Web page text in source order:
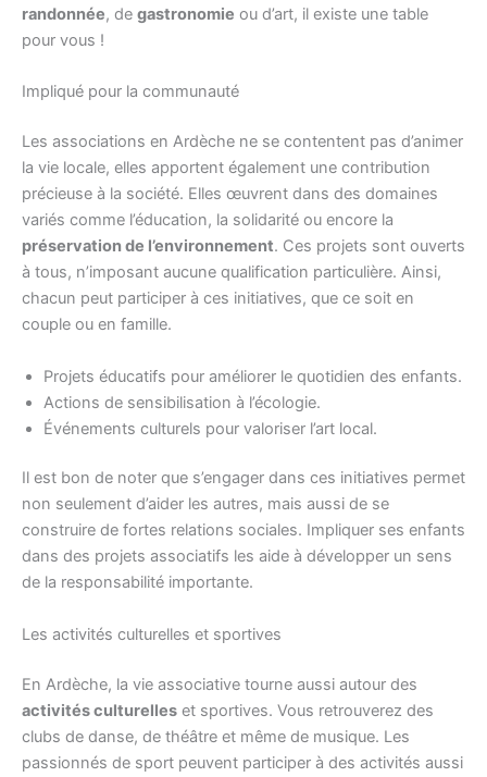
randonnée, de gastronomie ou d’art, il existe une table
pour vous !
Impliqué pour la communauté
Les associations en Ardèche ne se contentent pas d’animer
la vie locale, elles apportent également une contribution
précieuse à la société. Elles œuvrent dans des domaines
variés comme l’éducation, la solidarité ou encore la
préservation de l’environnement. Ces projets sont ouverts
à tous, n’imposant aucune qualification particulière. Ainsi,
chacun peut participer à ces initiatives, que ce soit en
couple ou en famille.
Projets éducatifs pour améliorer le quotidien des enfants.
Actions de sensibilisation à l’écologie.
Événements culturels pour valoriser l’art local.
Il est bon de noter que s’engager dans ces initiatives permet
non seulement d’aider les autres, mais aussi de se
construire de fortes relations sociales. Impliquer ses enfants
dans des projets associatifs les aide à développer un sens
de la responsabilité importante.
Les activités culturelles et sportives
En Ardèche, la vie associative tourne aussi autour des
activités culturelles et sportives. Vous retrouverez des
clubs de danse, de théâtre et même de musique. Les
passionnés de sport peuvent participer à des activités aussi